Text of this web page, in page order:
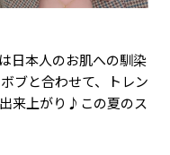
日本人のお肌への馴染
ブと合わせて、トレン
来上がり♪この夏のス